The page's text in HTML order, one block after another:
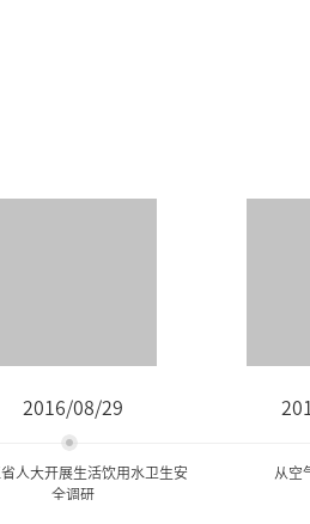
2016/08/29
人大开展生活饮用水卫生安
全调研
从空